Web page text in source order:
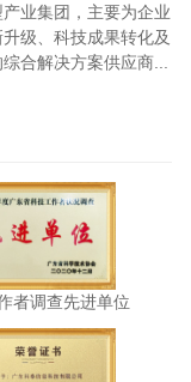
业集团，主要为企业
级、科技成果转化及
合解决方案供应商...
者调查先进单位